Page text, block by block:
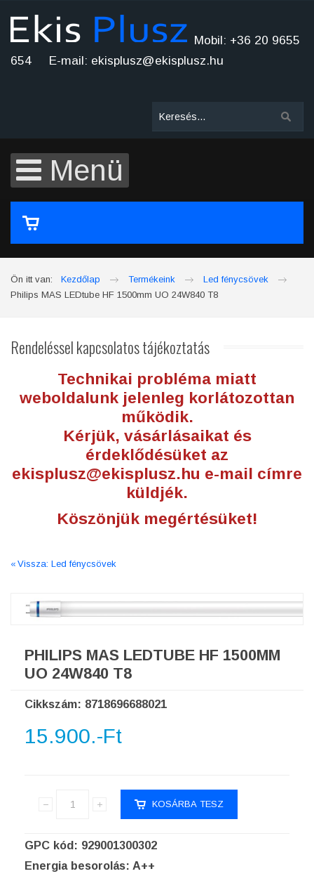
Mobil: +36 20 9655
654 E-mail: ekisplusz@ekisplusz.hu
Menü
A kosár üres
Ön itt van:
Kezdőlap Termékeink
Led fénycsövek
Philips MAS LEDtube HF 1500mm UO 24W840 T8
Rendelésselkapcsolatos tájékoztatás
Technikai probléma miatt
weboldalunk jelenleg korlátozottan
működik.
Kérjük, vásárlásaikat és
érdeklődésüket az
ekisplusz@ekisplusz.hu e-mail címre
küldjék.
Köszönjük megértésüket!
Vissza: Led fénycsövek
PHILIPS MAS LEDTUBE HF 1500MM
UO 24W840 T8
Cikkszám: 8718696688021
15.900.-Ft
GPC kód: 929001300302
Energia besorolás: A++